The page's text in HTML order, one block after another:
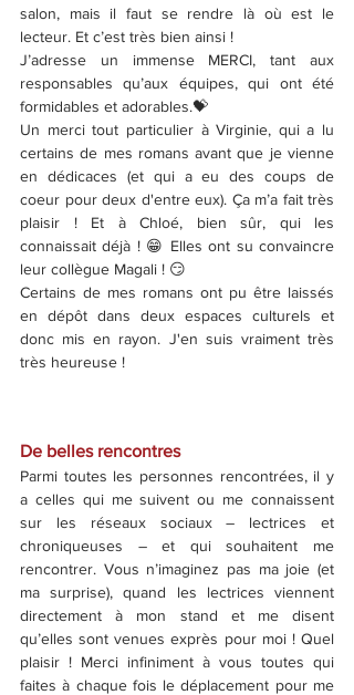
salon, mais il faut se rendre là où est le
lecteur. Et c’est très bien ainsi !
J’adresse un immense MERCI, tant aux
responsables qu’aux équipes, qui ont été
formidables et adorables.💝
Un merci tout particulier à Virginie, qui a lu
certains de mes romans avant que je vienne
en dédicaces (et qui a eu des coups de
coeur pour deux d'entre eux). Ça m’a fait très
plaisir ! Et à Chloé, bien sûr, qui les
connaissait déjà ! 😁 Elles ont su convaincre
leur collègue Magali ! 😏
Certains de mes romans ont pu être laissés
en dépôt dans deux espaces culturels et
donc mis en rayon. J'en suis vraiment très
très heureuse !
De belles rencontres
Parmi toutes les personnes rencontrées, il y
a celles qui me suivent ou me connaissent
sur les réseaux sociaux – lectrices et
chroniqueuses – et qui souhaitent me
rencontrer. Vous n’imaginez pas ma joie (et
ma surprise), quand les lectrices viennent
directement à mon stand et me disent
qu’elles sont venues exprès pour moi ! Quel
plaisir ! Merci infiniment à vous toutes qui
faites à chaque fois le déplacement pour me